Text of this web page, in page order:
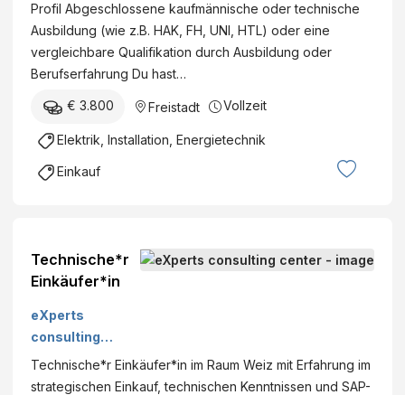
Profil Abgeschlossene kaufmännische oder technische
Ausbildung (wie z.B. HAK, FH, UNI, HTL) oder eine
vergleichbare Qualifikation durch Ausbildung oder
Berufserfahrung Du hast…
€ 3.800 Freistadt Vollzeit
Elektrik, Installation, Energietechnik
Einkauf
Technische*r
Einkäufer*in
eXperts
consulting
center
Technische*r Einkäufer*in im Raum Weiz mit Erfahrung im
strategischen Einkauf, technischen Kenntnissen und SAP-